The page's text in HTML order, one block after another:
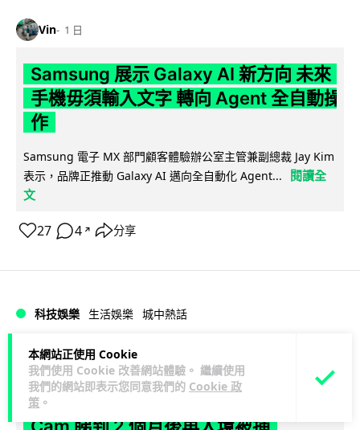
本網站正使用 Cookie
我們使用 Cookie 改善網站體驗。 繼續使用
我們的網站即表示您同意我們的 Cookie 政
策 。
Vin 1 日
Samsung 展示 Galaxy AI 新方向 未來
手機毋須輸入文字 轉向 Agent 全自動操
作
Samsung 電子 MX 部門顧客體驗辦公室主管兼副總裁 Jay Kim
表示，品牌正推動 Galaxy AI 邁向全自動化 Agent...
閱讀全
文
27 4 ↗ 分享
科技娛樂 生活娛樂 城中熱話
Lawton 1 日
港夫婦澳門的士拾相機 據為己有被的士
Cam 睇到 2 個月後再入境被捕